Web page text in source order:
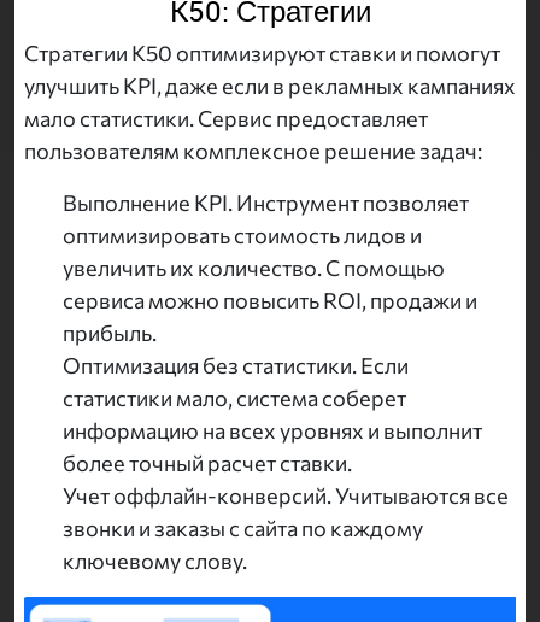
K50: Стратегии
Стратегии K50 оптимизируют ставки и помогут
улучшить KPI, даже если в рекламных кампаниях
мало статистики. Сервис предоставляет
пользователям комплексное решение задач:
Выполнение KPI. Инструмент позволяет
оптимизировать стоимость лидов и
увеличить их количество. С помощью
сервиса можно повысить ROI, продажи и
прибыль.
Оптимизация без статистики. Если
статистики мало, система соберет
информацию на всех уровнях и выполнит
более точный расчет ставки.
Учет оффлайн-конверсий. Учитываются все
звонки и заказы с сайта по каждому
ключевому слову.